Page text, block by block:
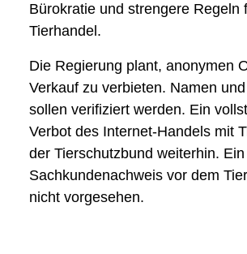
Bürokratie und strengere Regeln
Tierhandel.
Die Regierung plant, anonymen
Verkauf zu verbieten. Namen
sollen verifiziert werden. Ein
Verbot des Internet-Handels mit
der Tierschutzbund weiterhin. Ein
Sachkundenachweis vor dem
nicht vorgesehen.